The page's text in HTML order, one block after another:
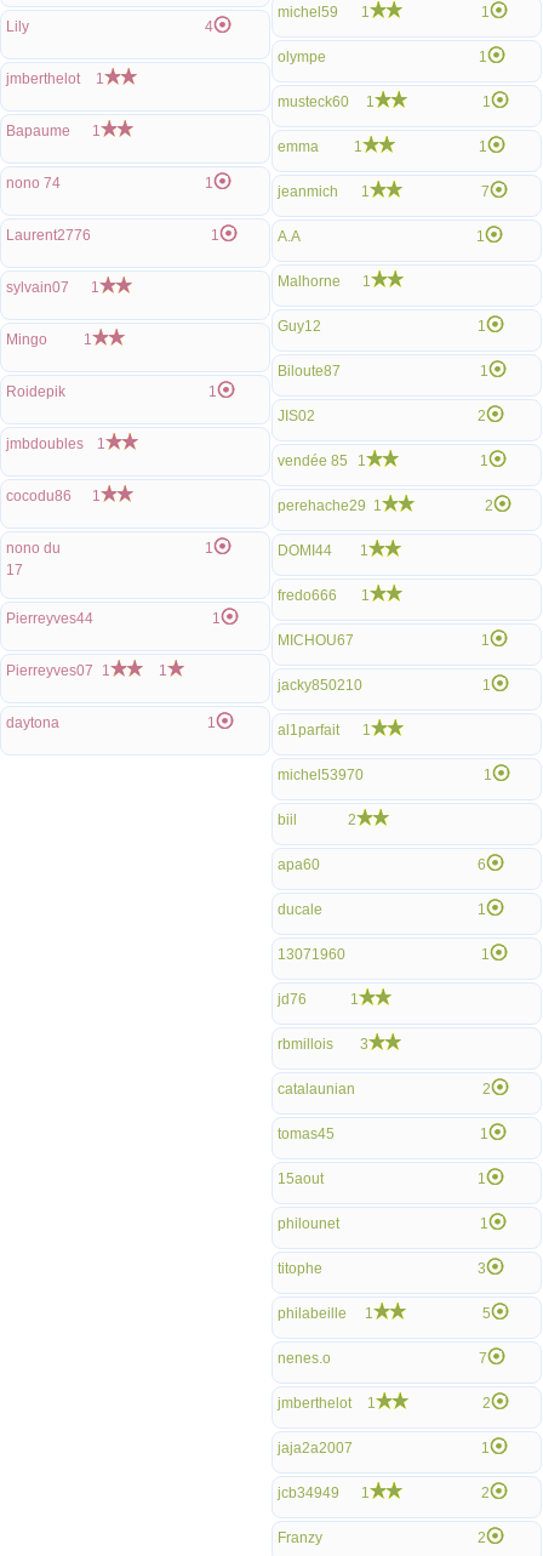
Lily 4
jmberthelot 1
Bapaume 1
nono 74 1
Laurent2776 1
sylvain07 1
Mingo 1
Roidepik 1
jmbdoubles 1
cocodu86 1
nono du
17
1
Pierreyves44 1
Pierreyves07 1 1
daytona 1
michel59 1 1
olympe 1
musteck60 1 1
emma 1 1
jeanmich 1 7
A.A 1
Malhorne 1
Guy12 1
Biloute87 1
JIS02 2
vendée 85 1 1
perehache29 1 2
DOMI44 1
fredo666 1
MICHOU67 1
jacky850210 1
al1parfait 1
michel53970 1
biil 2
apa60 6
ducale 1
13071960 1
jd76 1
rbmillois 3
catalaunian 2
tomas45 1
15aout 1
philounet 1
titophe 3
philabeille 1 5
nenes.o 7
jmberthelot 1 2
jaja2a2007 1
jcb34949 1 2
Franzy 2